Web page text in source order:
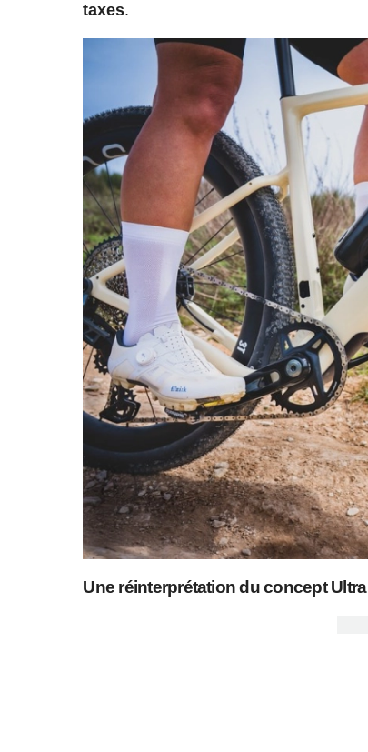
taxes.
Une réinterprétation du concept Ultra